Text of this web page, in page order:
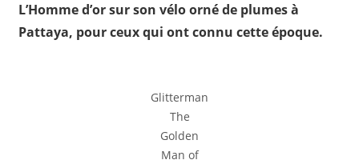
L’Homme d’or sur son vélo orné de plumes à
Pattaya, pour ceux qui ont connu cette époque.
Glitterman
The
Golden
Man of